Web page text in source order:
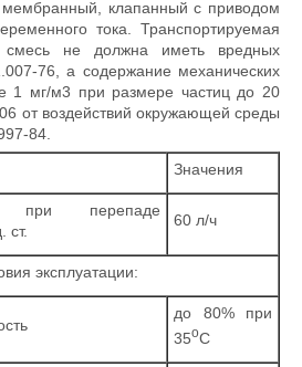
клапанный с приводом
тока. Транспортируемая
смесь не должна иметь вредных
76, а содержание механических
1 мг/м3 при размере частиц до 20
от воздействий окружающей среды
84.
Значения
при перепаде
ст.
60 л/ч
эксплуатации:
до 80% при
35oС